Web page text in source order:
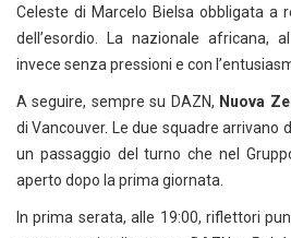
Celeste di Marcelo Bielsa obbligata a
dell’esordio. La nazionale africana,
invece senza pressioni e con
A seguire, sempre su DAZN, Nuova
di Vancouver. Le due squadre arrivano
un passaggio del turno che nel
aperto dopo la prima giornata.
In prima serata, alle 19:00, riflettori